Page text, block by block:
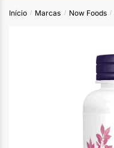
Início / Marcas / Now Foods /